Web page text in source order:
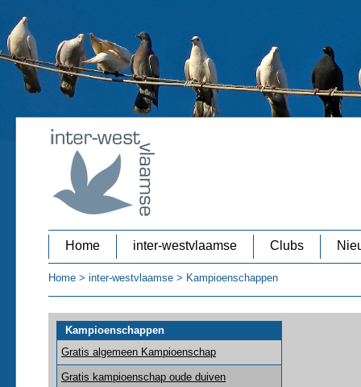
Home inter-westvlaamse Clubs
Home > inter-westvlaamse > Kampioenschappen
Kampioenschappen
Gratis algemeen Kampioenschap
Gratis kampioenschap oude duiven